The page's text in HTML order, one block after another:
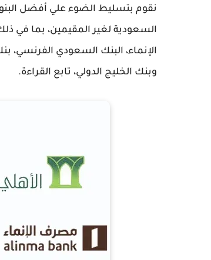
نقوم بتسليط الضوء علي أفضل
السعودية لغير المقيمين، بما في
الإنماء، البنك السعودي الفرنسي،
وبنك الخليج الدولي، تابع القراءة.